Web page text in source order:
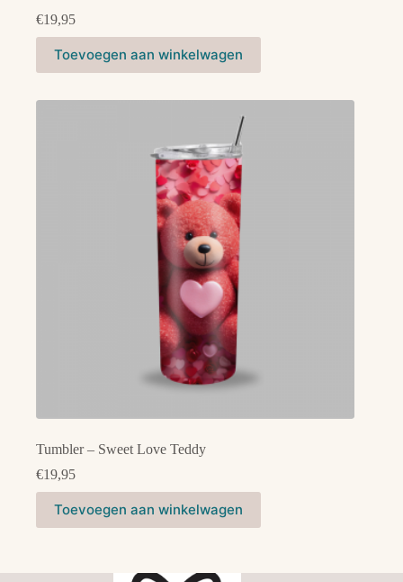
€19,95
Toevoegen aan winkelwagen
Tumbler – Sweet Love Teddy
€19,95
Toevoegen aan winkelwagen